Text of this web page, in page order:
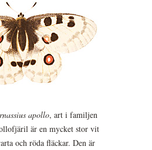
apollo, art i familjen
är en mycket stor vit
och röda fläckar. Den är